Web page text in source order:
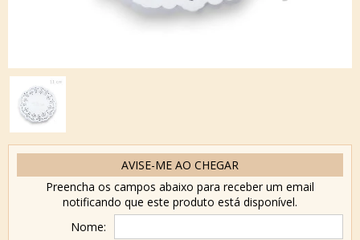
AVISE-ME AO CHEGAR
Preencha os campos abaixo para receber um email
notificando que este produto está disponível.
Nome: